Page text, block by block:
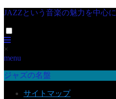
JAZZという音楽の魅力を中心に
×
menu
ジャズの名盤
サイトマップ